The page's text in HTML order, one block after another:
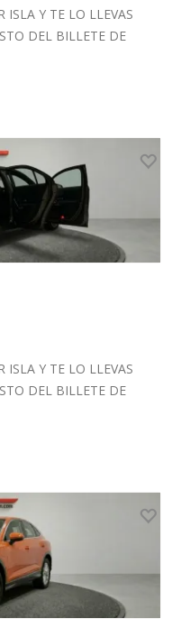
ISLA Y TE LO LLEVAS
DEL BILLETE DE
ISLA Y TE LO LLEVAS
DEL BILLETE DE